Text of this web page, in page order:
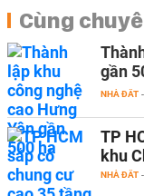
Cùng
gần
NHÀ ĐẤT -
TP
khu
NHÀ ĐẤT -